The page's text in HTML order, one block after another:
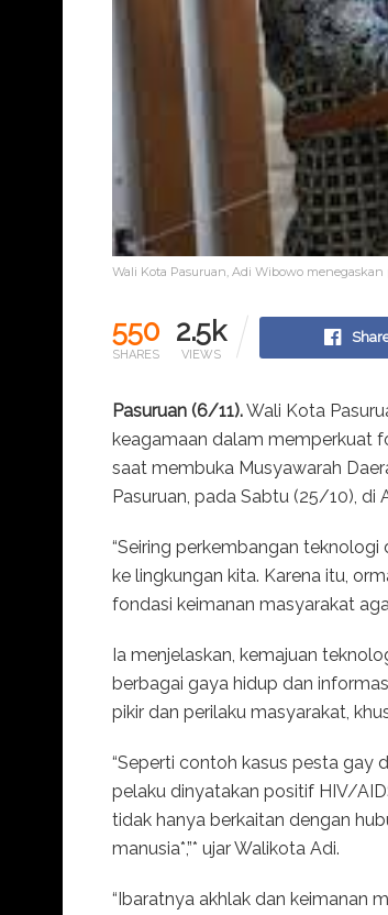
Wali Kota Pasuruan, Adi Wibowo
550
SHARES
2.5k
VIEWS
Pasuruan (6/11).Wali Kota
keagamaan dalam memperkuat
saat membuka Musyawarah
Pasuruan, pada Sabtu (25/10), di
“Seiring perkembangan
ke lingkungan kita. Karena itu,
fondasi keimanan masyarakat
Ia menjelaskan, kemajuan
berbagai gaya hidup dan
pikir dan perilaku masyarakat,
“Seperti contoh kasus pesta gay
pelaku dinyatakan positif HIV/
tidak hanya berkaitan dengan
manusia*,”* ujar Walikota Adi.
“Ibaratnya akhlak dan keimanan